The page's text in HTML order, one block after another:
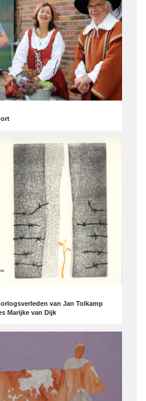
van Jan Tolkamp
Marijke van Dijk